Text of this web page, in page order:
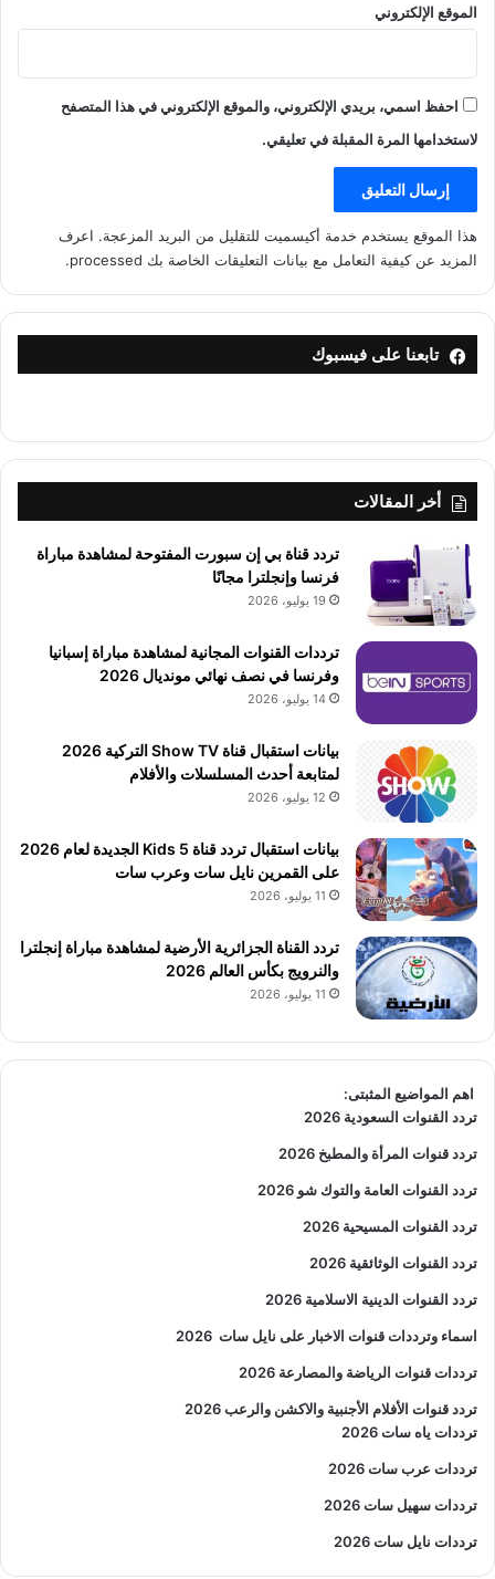
الموقع الإلكتروني
احفظ اسمي، بريدي الإلكتروني، والموقع الإلكتروني في هذا المتصفح
لاستخدامها المرة المقبلة في تعليقي.
هذا الموقع يستخدم خدمة أكيسميت للتقليل من البريد المزعجة. اعرف
المزيد عن كيفية التعامل مع بيانات التعليقات الخاصة بك processed
.
تابعنا على فيسبوك
أخر المقالات
تردد قناة بي إن سبورت المفتوحة لمشاهدة مباراة
فرنسا وإنجلترا مجانًا
19 يوليو، 2026
ترددات القنوات المجانية لمشاهدة مباراة إسبانيا
وفرنسا في نصف نهائي مونديال 2026
14 يوليو، 2026
بيانات استقبال قناة Show TV التركية 2026
لمتابعة أحدث المسلسلات والأفلام
12 يوليو، 2026
بيانات استقبال تردد قناة 5 Kids الجديدة لعام 2026
على القمرين نايل سات وعرب سات
11 يوليو، 2026
تردد القناة الجزائرية الأرضية لمشاهدة مباراة إنجلترا
والنرويج بكأس العالم 2026
11 يوليو، 2026
اهم المواضيع المثبتى:
تردد القنوات السعودية 2026
تردد قنوات المرأة والمطبخ 2026
تردد القنوات العامة والتوك شو 2026
تردد القنوات المسيحية 2026
تردد القنوات الوثائقية 2026
تردد القنوات الدينية الاسلامية 2026
اسماء وترددات قنوات الاخبار على نايل سات 2026
ترددات قنوات الرياضة والمصارعة 2026
تردد قنوات الأفلام الأجنبية والاكشن والرعب2026
ترددات ياه سات 2026
ترددات عرب سات 2026
ترددات سهيل سات 2026
ترددات نايل سات 2026